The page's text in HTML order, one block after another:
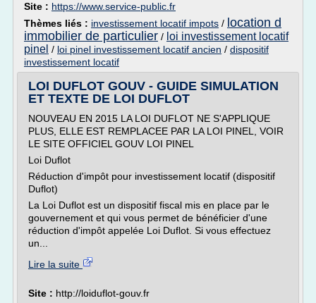
Site : https://www.service-public.fr
Thèmes liés : investissement locatif impots / location d
immobilier de particulier / loi investissement locatif
pinel / loi pinel investissement locatif ancien / dispositif
investissement locatif
LOI DUFLOT GOUV - GUIDE SIMULATION
ET TEXTE DE LOI DUFLOT
NOUVEAU EN 2015 LA LOI DUFLOT NE S'APPLIQUE
PLUS, ELLE EST REMPLACEE PAR LA LOI PINEL, VOIR
LE SITE OFFICIEL GOUV LOI PINEL
Loi Duflot
Réduction d'impôt pour investissement locatif (dispositif
Duflot)
La Loi Duflot est un dispositif fiscal mis en place par le
gouvernement et qui vous permet de bénéficier d'une
réduction d'impôt appelée Loi Duflot. Si vous effectuez
un...
Lire la suite
Site : http://loiduflot-gouv.fr